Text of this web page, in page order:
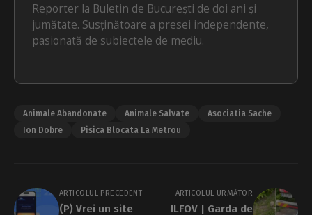
Reporter la Buletin de București de doi ani și
jumătate. Susținătoare a presei independente,
pasionată de subiectele de mediu.
Animale Abandonate Animale Salvate
Asociatia Sache
Ion Dobre
Pisica Blocata La Metrou
ARTICOLUL PRECEDENT
(P) Vrei un site
ARTICOLUL URMĂTOR
ILFOV | Garda de